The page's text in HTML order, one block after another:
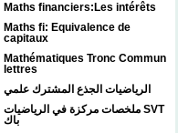
Maths financiers:Les intérêts
Maths fi: Equivalence de
capitaux
Mathématiques Tronc Commun
lettres
الرياضيات الجذع المشترك علمي
ملخصات مركزة في الرياضيات SVT
باك